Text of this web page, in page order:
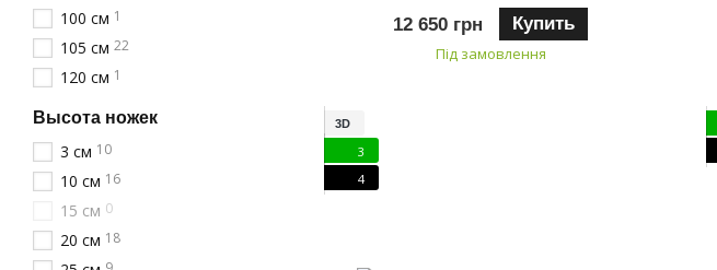
12 650 грн Купить
Під замовлення
3D
3
4
100 см 1
105 см 22
120 см 1
Высота ножек
3 см 10
10 см 16
15 см 0
20 см 18